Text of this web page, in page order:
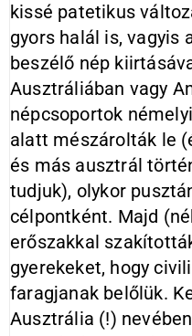
kissé patetikus
gyors halál is, vagyis
beszélő nép
Ausztráliában vagy
népcsoportok
alatt mészárolták le
és más ausztrál
tudjuk), olykor
célpontként. Majd
erőszakkal
gyerekeket, hogy
faragjanak belőlük.
Ausztrália (!)